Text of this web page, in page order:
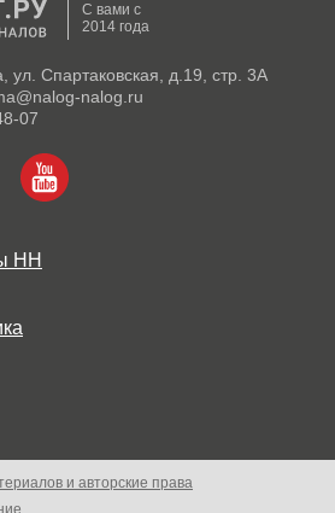
С вами с
2014 года
ул. Спартаковская, д.19, стр. 3А
nalog.ru
07
НН
и авторские права